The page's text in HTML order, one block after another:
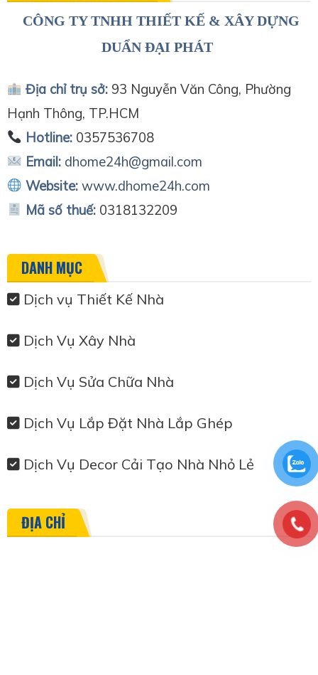
CÔNG TY TNHH THIẾT KẾ & XÂY DỰNG
DUẨN ĐẠI PHÁT
Địa chỉ trụ sở:93 Nguyễn Văn Công, Phường
Hạnh Thông, TP.HCM
Hotline:0357536708
Email: dhome24h@gmail.com
Website: www.dhome24h.com
Mã số thuế: 0318132209
DANH MỤC
Dịch vụ Thiết Kế Nhà
Dịch Vụ Xây Nhà
Dịch Vụ Sửa Chữa Nhà
Dịch Vụ Lắp Đặt Nhà Lắp Ghép
Dịch Vụ Decor Cải Tạo Nhà Nhỏ Lẻ
ĐỊA CHỈ